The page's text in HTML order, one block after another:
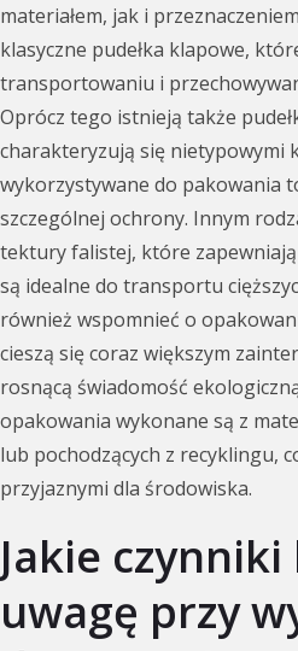
materiałem, jak i
klasyczne pudełka klapowe,
transportowaniu i
Oprócz tego istnieją także
charakteryzują się nietypowymi
wykorzystywane do pakowania
szczególnej ochrony. Innym
tektury falistej, które
są idealne do transportu
również wspomnieć o
cieszą się coraz większym
rosnącą świadomość
opakowania wykonane są z
lub pochodzących z recyklingu,
przyjaznymi dla środowiska.
Jakie
uwagę przy